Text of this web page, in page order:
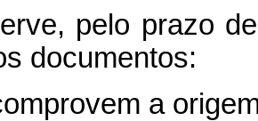
pelo prazo
documentos:
a